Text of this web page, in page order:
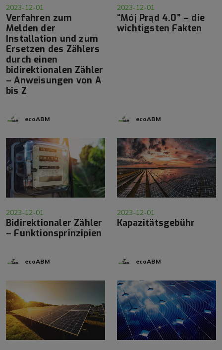
2023-12-01
Verfahren zum
Melden der
Installation und zum
Ersetzen des Zählers
durch einen
bidirektionalen Zähler
– Anweisungen von A
bis Z
ecoABM
2023-12-01
“Mój Prąd 4.0” – die
wichtigsten Fakten
ecoABM
2023-12-01
Bidirektionaler Zähler
– Funktionsprinzipien
ecoABM
2023-12-01
Kapazitätsgebühr
ecoABM